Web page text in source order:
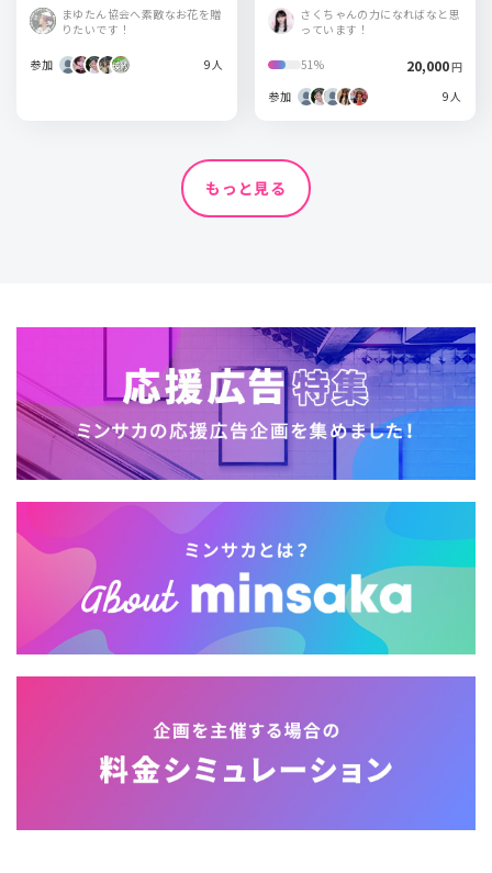
まゆたん協会へ素敵なお花を贈
りたいです！
参加 9人
さくちゃんの力になればなと思
っています！
51% 20,000円
参加
9人
もっと見る